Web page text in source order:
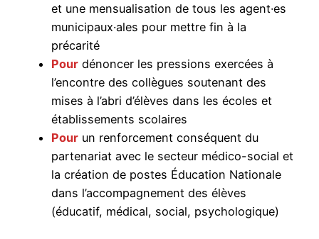
et une mensualisation de tous les agent·es
municipaux·ales pour mettre fin à la
précarité
Pour dénoncer les pressions exercées à
l’encontre des collègues soutenant des
mises à l’abri d’élèves dans les écoles et
établissements scolaires
Pour un renforcement conséquent du
partenariat avec le secteur médico-social et
la création de postes Éducation Nationale
dans l’accompagnement des élèves
(éducatif, médical, social, psychologique)